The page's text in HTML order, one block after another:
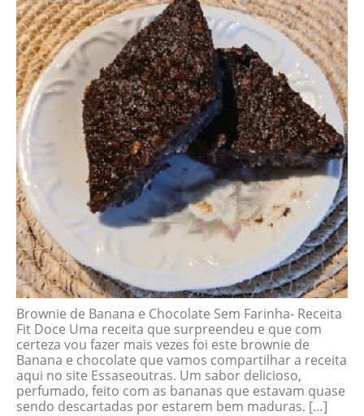
Brownie de Banana e Chocolate Sem Farinha- Receita
Fit Doce Uma receita que surpreendeu e que com
certeza vou fazer mais vezes foi este brownie de
Banana e chocolate que vamos compartilhar a receita
aqui no site Essaseoutras. Um sabor delicioso,
perfumado, feito com as bananas que estavam quase
sendo descartadas por estarem bem maduras. […]